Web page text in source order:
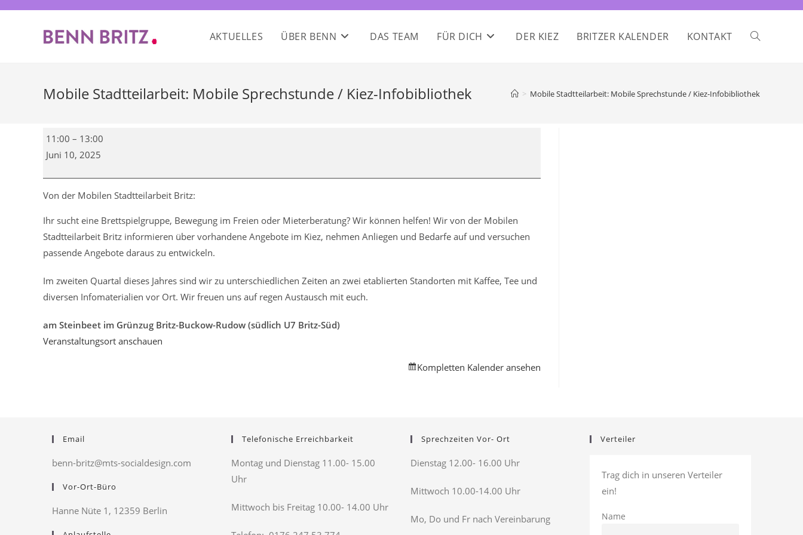
AKTUELLES ÜBER BENN DAS TEAM FÜR DICH DER KIEZ BRITZER KALENDER KONTAKT WEBSITE-
SUCHE
Mobile Stadtteilarbeit: Mobile Sprechstunde / Kiez-Infobibliothek > Mobile Stadtteilarbeit: Mobile Sprechstunde / Kiez-Infobibliothek
Mobile
Stadtteilarbeit:
Sprechstunde
/
Infobibliothek
11:00 – 13:00
Juni 10, 2025
Von der Mobilen Stadtteilarbeit Britz:
Ihr sucht eine Brettspielgruppe, Bewegung im Freien oder Mieterberatung? Wir können helfen! Wir von der Mobilen
Stadtteilarbeit Britz informieren über vorhandene Angebote im Kiez, nehmen Anliegen und Bedarfe auf und versuchen
passende Angebote daraus zu entwickeln.
Im zweiten Quartal dieses Jahres sind wir zu unterschiedlichen Zeiten an zwei etablierten Standorten mit Kaffee, Tee und
diversen Infomaterialien vor Ort. Wir freuen uns auf regen Austausch mit euch.
am Steinbeet im Grünzug Britz-Buckow-Rudow (südlich U7 Britz-Süd)
Veranstaltungsort anschauen
Kompletten Kalender ansehen
Email
benn-britz@mts-socialdesign.com
Vor-Ort-Büro
Hanne Nüte 1, 12359 Berlin
Telefonische Erreichbarkeit
Montag und Dienstag 11.00- 15.00
Uhr
Mittwoch bis Freitag 10.00- 14.00 Uhr
Sprechzeiten Vor- Ort
Dienstag 12.00- 16.00 Uhr
Mittwoch 10.00-14.00 Uhr
Mo, Do und Fr nach Vereinbarung
Verteiler
Trag dich in unseren Verteiler
ein!
Name